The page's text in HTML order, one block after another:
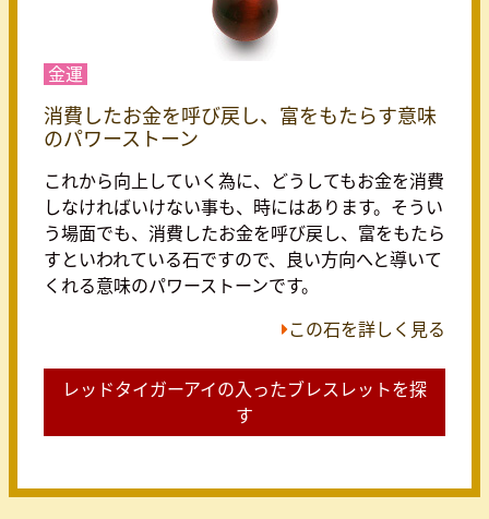
金運
消費したお金を呼び戻し、富をもたらす意味
のパワーストーン
これから向上していく為に、どうしてもお金を消費
しなければいけない事も、時にはあります。そうい
う場面でも、消費したお金を呼び戻し、富をもたら
すといわれている石ですので、良い方向へと導いて
くれる意味のパワーストーンです。
この石を詳しく見る
レッドタイガーアイの入ったブレスレットを探
す